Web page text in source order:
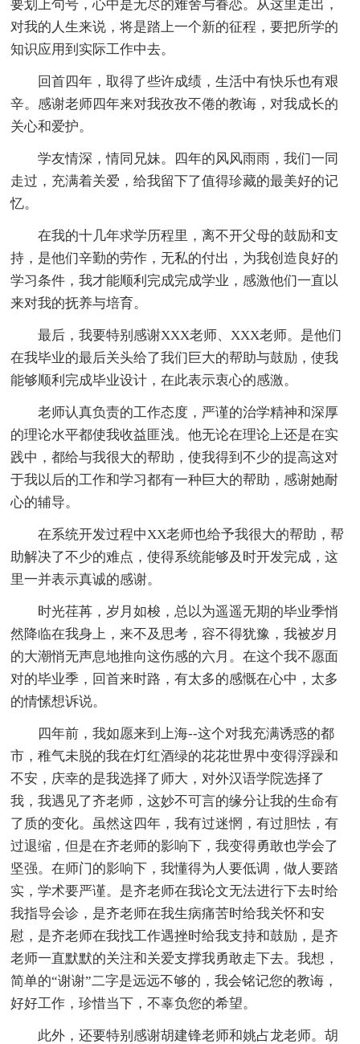
要划上句号，心中是无尽的难舍与眷恋。从这里走出，
对我的人生来说，将是踏上一个新的征程，要把所学的
知识应用到实际工作中去。
回首四年，取得了些许成绩，生活中有快乐也有艰
辛。感谢老师四年来对我孜孜不倦的教诲，对我成长的
关心和爱护。
学友情深，情同兄妹。四年的风风雨雨，我们一同
走过，充满着关爱，给我留下了值得珍藏的最美好的记
忆。
在我的十几年求学历程里，离不开父母的鼓励和支
持，是他们辛勤的劳作，无私的付出，为我创造良好的
学习条件，我才能顺利完成完成学业，感激他们一直以
来对我的抚养与培育。
最后，我要特别感谢XXX老师、XXX老师。是他们
在我毕业的最后关头给了我们巨大的帮助与鼓励，使我
能够顺利完成毕业设计，在此表示衷心的感激。
老师认真负责的工作态度，严谨的治学精神和深厚
的理论水平都使我收益匪浅。他无论在理论上还是在实
践中，都给与我很大的帮助，使我得到不少的提高这对
于我以后的工作和学习都有一种巨大的帮助，感谢她耐
心的辅导。
在系统开发过程中XX老师也给予我很大的帮助，帮
助解决了不少的难点，使得系统能够及时开发完成，这
里一并表示真诚的感谢。
时光荏苒，岁月如梭，总以为遥遥无期的毕业季悄
然降临在我身上，来不及思考，容不得犹豫，我被岁月
的大潮悄无声息地推向这伤感的六月。在这个我不愿面
对的毕业季，回首来时路，有太多的感慨在心中，太多
的情愫想诉说。
四年前，我如愿来到上海--这个对我充满诱惑的都
市，稚气未脱的我在灯红酒绿的花花世界中变得浮躁和
不安，庆幸的是我选择了师大，对外汉语学院选择了
我，我遇见了齐老师，这妙不可言的缘分让我的生命有
了质的变化。虽然这四年，我有过迷惘，有过胆怯，有
过退缩，但是在齐老师的影响下，我变得勇敢也学会了
坚强。在师门的影响下，我懂得为人要低调，做人要踏
实，学术要严谨。是齐老师在我论文无法进行下去时给
我指导会诊，是齐老师在我生病痛苦时给我关怀和安
慰，是齐老师在我找工作遇挫时给我支持和鼓励，是齐
老师一直默默的关注和关爱支撑我勇敢走下去。我想，
简单的“谢谢”二字是远远不够的，我会铭记您的教诲，
好好工作，珍惜当下，不辜负您的希望。
此外，还要特别感谢胡建锋老师和姚占龙老师。胡